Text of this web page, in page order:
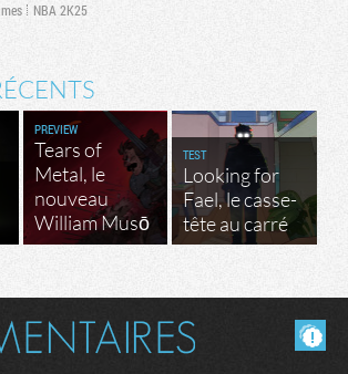
NBA 2K25
PREVIEW
Tears of
Metal, le
nouveau
William Musō
TEST
Looking for
Fael, le casse-
tête au carré
Masquer les commentaires lus.